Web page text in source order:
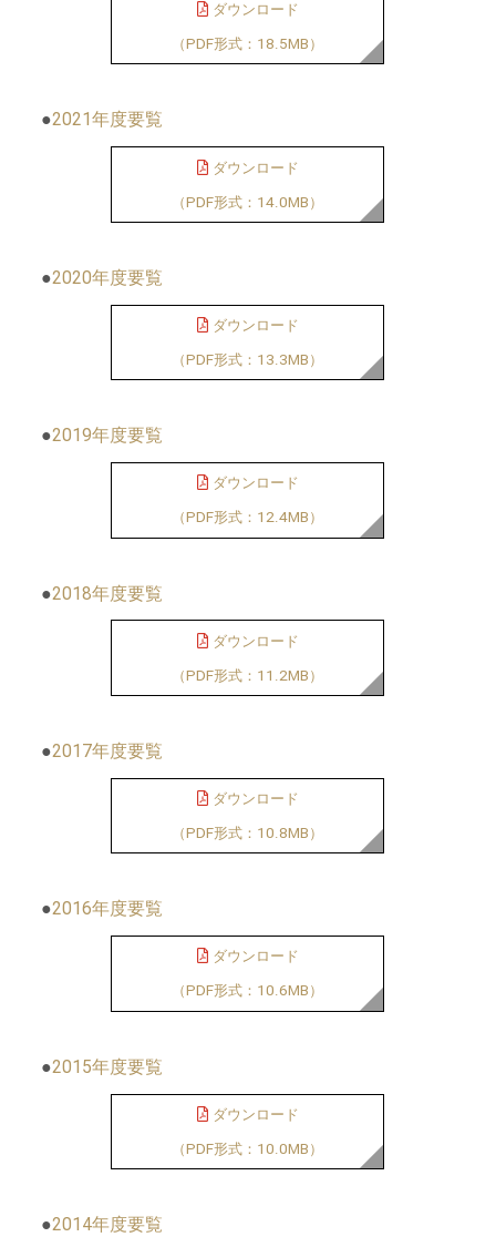
ダウンロード
（PDF形式：18.5MB）
●2021年度要覧
ダウンロード
（PDF形式：14.0MB）
●2020年度要覧
ダウンロード
（PDF形式：13.3MB）
●2019年度要覧
ダウンロード
（PDF形式：12.4MB）
●2018年度要覧
ダウンロード
（PDF形式：11.2MB）
●2017年度要覧
ダウンロード
（PDF形式：10.8MB）
●2016年度要覧
ダウンロード
（PDF形式：10.6MB）
●2015年度要覧
ダウンロード
（PDF形式：10.0MB）
●2014年度要覧